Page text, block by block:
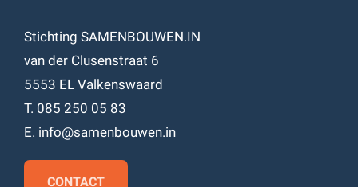
Stichting SAMENBOUWEN.IN
van der Clusenstraat 6
5553 EL Valkenswaard
T. 085 250 05 83
E. info@samenbouwen.in
CONTACT